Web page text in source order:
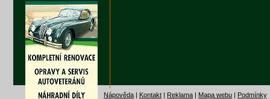
Nápověda | Kontakt | Reklama | Mapa webu | Podmínky